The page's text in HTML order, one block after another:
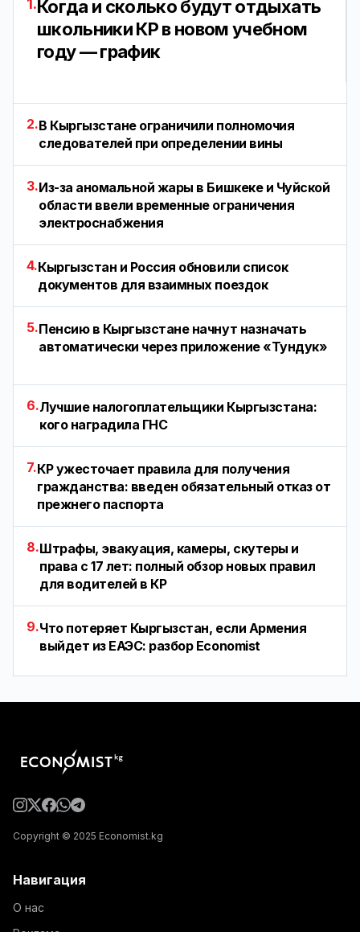
1.Когда и сколько будут отдыхать
школьники КР в новом учебном
году — график
2.В Кыргызстане ограничили полномочия
следователей при определении вины
3.Из-за аномальной жары в Бишкеке и Чуйской
области ввели временные ограничения
электроснабжения
4.Кыргызстан и Россия обновили список
документов для взаимных поездок
5.Пенсию в Кыргызстане начнут назначать
автоматически через приложение «Тундук»
6.Лучшие налогоплательщики Кыргызстана:
кого наградила ГНС
7.КР ужесточает правила для получения
гражданства: введен обязательный отказ от
прежнего паспорта
8.Штрафы, эвакуация, камеры, скутеры и
права с 17 лет: полный обзор новых правил
для водителей в КР
9.Что потеряет Кыргызстан, если Армения
выйдет из ЕАЭС: разбор Economist
Copyright © 2025 Economist.kg
Навигация
О нас